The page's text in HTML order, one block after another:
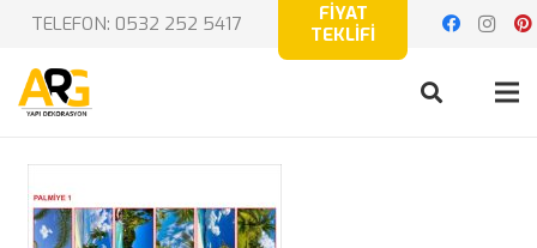
TELEFON: 0532 252 5417
FİYAT
TEKLİFİ